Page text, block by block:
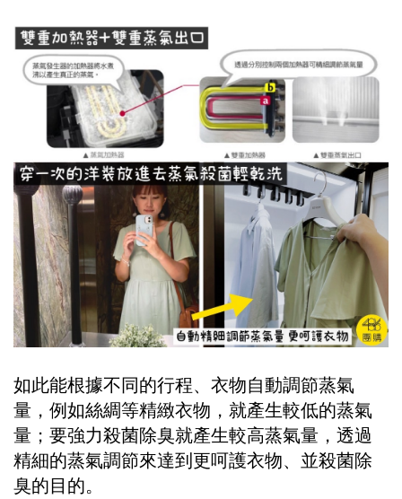
如此能根據不同的行程、衣物自動調節蒸氣
量，例如絲綢等精緻衣物，就產生較低的蒸氣
量；要強力殺菌除臭就產生較高蒸氣量，透過
精細的蒸氣調節來達到更呵護衣物、並殺菌除
臭的目的。